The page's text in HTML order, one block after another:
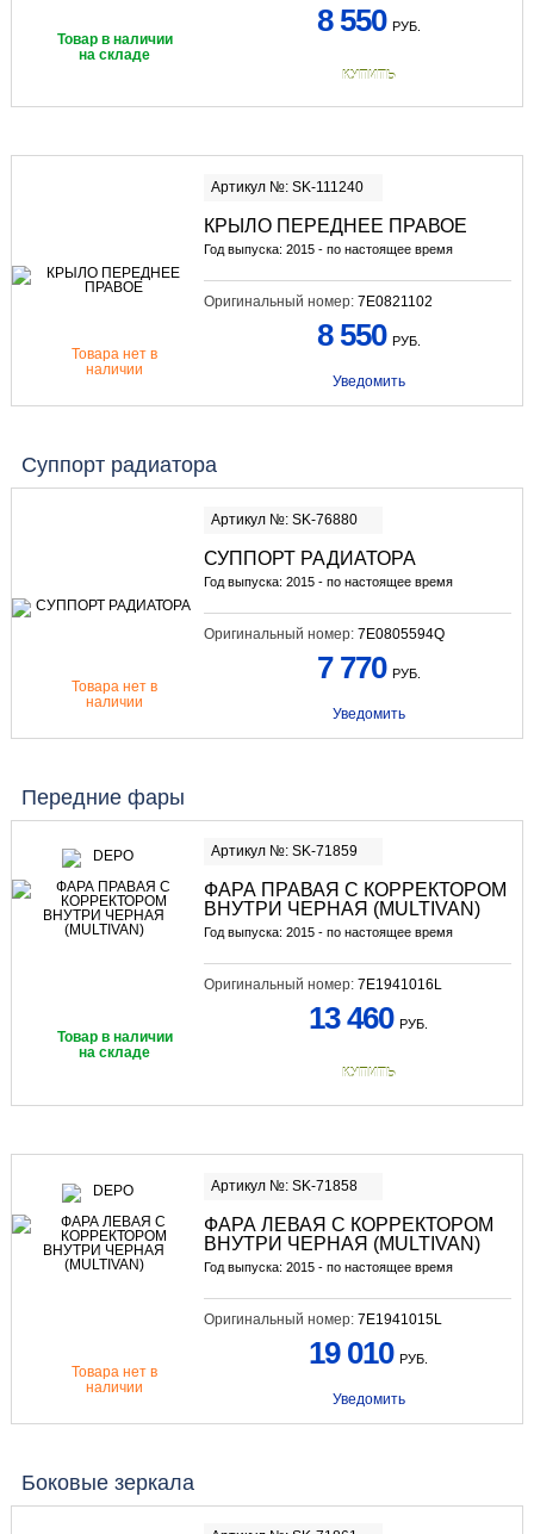
Товар в наличии
на складе
8 550 РУБ.
КУПИТЬ
Артикул №: SK-111240
КРЫЛО ПЕРЕДНЕЕ ПРАВОЕ
Год выпуска: 2015 - по настоящее время
Оригинальный номер: 7E0821102
Товара нет в
наличии
8 550 РУБ.
Уведомить
Суппорт радиатора
Артикул №: SK-76880
СУППОРТ РАДИАТОРА
Год выпуска: 2015 - по настоящее время
Оригинальный номер: 7E0805594Q
Товара нет в
наличии
7 770 РУБ.
Уведомить
Передние фары
Артикул №: SK-71859
ФАРА ПРАВАЯ С КОРРЕКТОРОМ
ВНУТРИ ЧЕРНАЯ (MULTIVAN)
Год выпуска: 2015 - по настоящее время
Оригинальный номер: 7E1941016L
Товар в наличии
на складе
13 460 РУБ.
КУПИТЬ
Артикул №: SK-71858
ФАРА ЛЕВАЯ С КОРРЕКТОРОМ
ВНУТРИ ЧЕРНАЯ (MULTIVAN)
Год выпуска: 2015 - по настоящее время
Оригинальный номер: 7E1941015L
Товара нет в
наличии
19 010 РУБ.
Уведомить
Боковые зеркала